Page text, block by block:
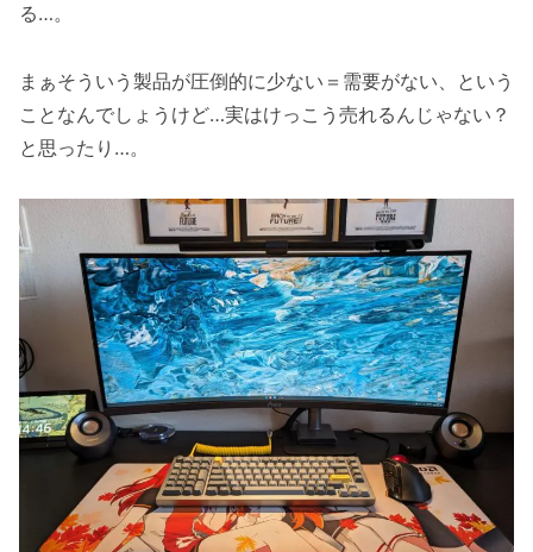
る…。
まぁそういう製品が圧倒的に少ない＝需要がない、という
ことなんでしょうけど…実はけっこう売れるんじゃない？
と思ったり…。